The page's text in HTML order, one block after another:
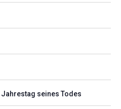
seines Todes